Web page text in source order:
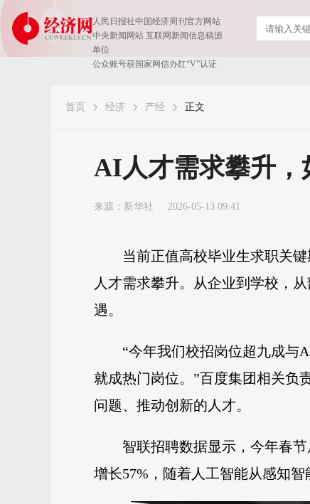
人民日报社中国经济周刊官方网站
中央新闻网站 互联网新闻信息稿源
单位
公众账号获国家网信办红“V”认证
首页 经济 产经 正文
AI人才需求攀升，
来源： 新华社 2026-05-13 09:41
当前正值高校毕业生求职关
人才需求攀升。从企业到学校，
遇。
“今年我们校招岗位超九成与
就成热门岗位。”百度集团相关负
问题、推动创新的人才。
智联招聘数据显示，今年春
增长57%，随着人工智能从感知